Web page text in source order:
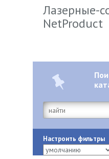
Лазерные-
NetProduct
Настроить фильтры